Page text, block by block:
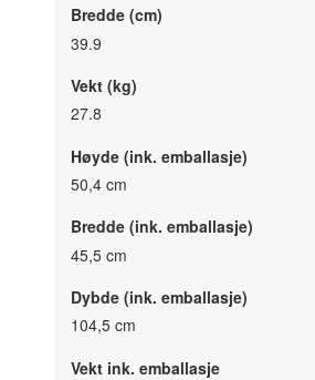
Bredde (cm)
39.9
Vekt (kg)
27.8
Høyde (ink. emballasje)
50,4 cm
Bredde (ink. emballasje)
45,5 cm
Dybde (ink. emballasje)
104,5 cm
Vekt ink. emballasje